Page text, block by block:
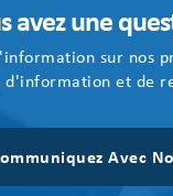
avez une
sur nos
d'information et de
Avec